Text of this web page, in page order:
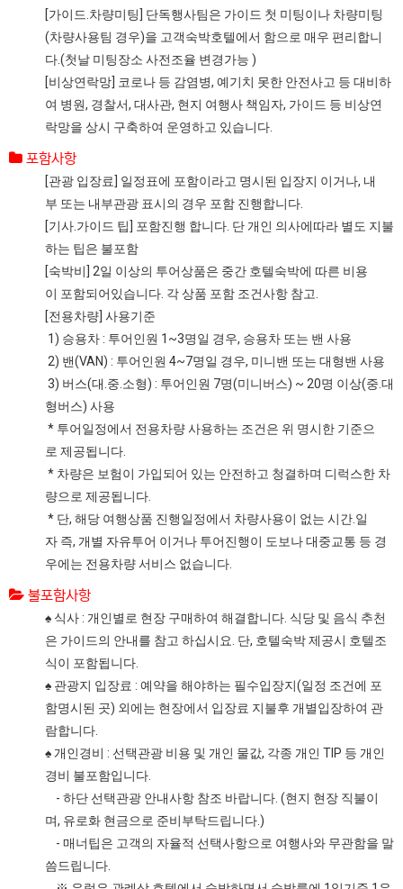
[가이드.차량미팅] 단독행사팀은 가이드 첫 미팅이나 차량미팅
(차량사용팀 경우)을 고객숙박호텔에서 함으로 매우 편리합니
다.(첫날 미팅장소 사전조율 변경가능 )
[비상연락망] 코로나 등 감염병, 예기치 못한 안전사고 등 대비하
여 병원, 경찰서, 대사관, 현지 여행사 책임자, 가이드 등 비상연
락망을 상시 구축하여 운영하고 있습니다.
포함사항
[관광 입장료] 일정표에 포함이라고 명시된 입장지 이거나, 내
부 또는 내부관광 표시의 경우 포함 진행합니다.
[기사.가이드 팁] 포함진행 합니다. 단 개인 의사에따라 별도 지불
하는 팁은 불포함
[숙박비] 2일 이상의 투어상품은 중간 호텔숙박에 따른 비용
이 포함되어있습니다. 각 상품 포함 조건사항 참고.
[전용차량] 사용기준
1) 승용차 : 투어인원 1~3명일 경우, 승용차 또는 밴 사용
2) 밴(VAN) : 투어인원 4~7명일 경우, 미니밴 또는 대형밴 사용
3) 버스(대.중.소형) : 투어인원 7명(미니버스) ~ 20명 이상(중.대
형버스) 사용
* 투어일정에서 전용차량 사용하는 조건은 위 명시한 기준으
로 제공됩니다.
* 차량은 보험이 가입되어 있는 안전하고 청결하며 디럭스한 차
량으로 제공됩니다.
* 단, 해당 여행상품 진행일정에서 차량사용이 없는 시간.일
자 즉, 개별 자유투어 이거나 투어진행이 도보나 대중교통 등 경
우에는 전용차량 서비스 없습니다.
불포함사항
♠ 식사 : 개인별로 현장 구매하여 해결합니다. 식당 및 음식 추천
은 가이드의 안내를 참고 하십시요. 단, 호텔숙박 제공시 호텔조
식이 포함됩니다.
♠ 관광지 입장료 : 예약을 해야하는 필수입장지(일정 조건에 포
함명시된 곳) 외에는 현장에서 입장료 지불후 개별입장하여 관
람합니다.
♠ 개인경비 : 선택관광 비용 및 개인 물값, 각종 개인 TIP 등 개인
경비 불포함입니다.
- 하단 선택관광 안내사항 참조 바랍니다. (현지 현장 직불이
며, 유로화 현금으로 준비부탁드립니다.)
- 매너팁은 고객의 자율적 선택사항으로 여행사와 무관함을 말
씀드립니다.